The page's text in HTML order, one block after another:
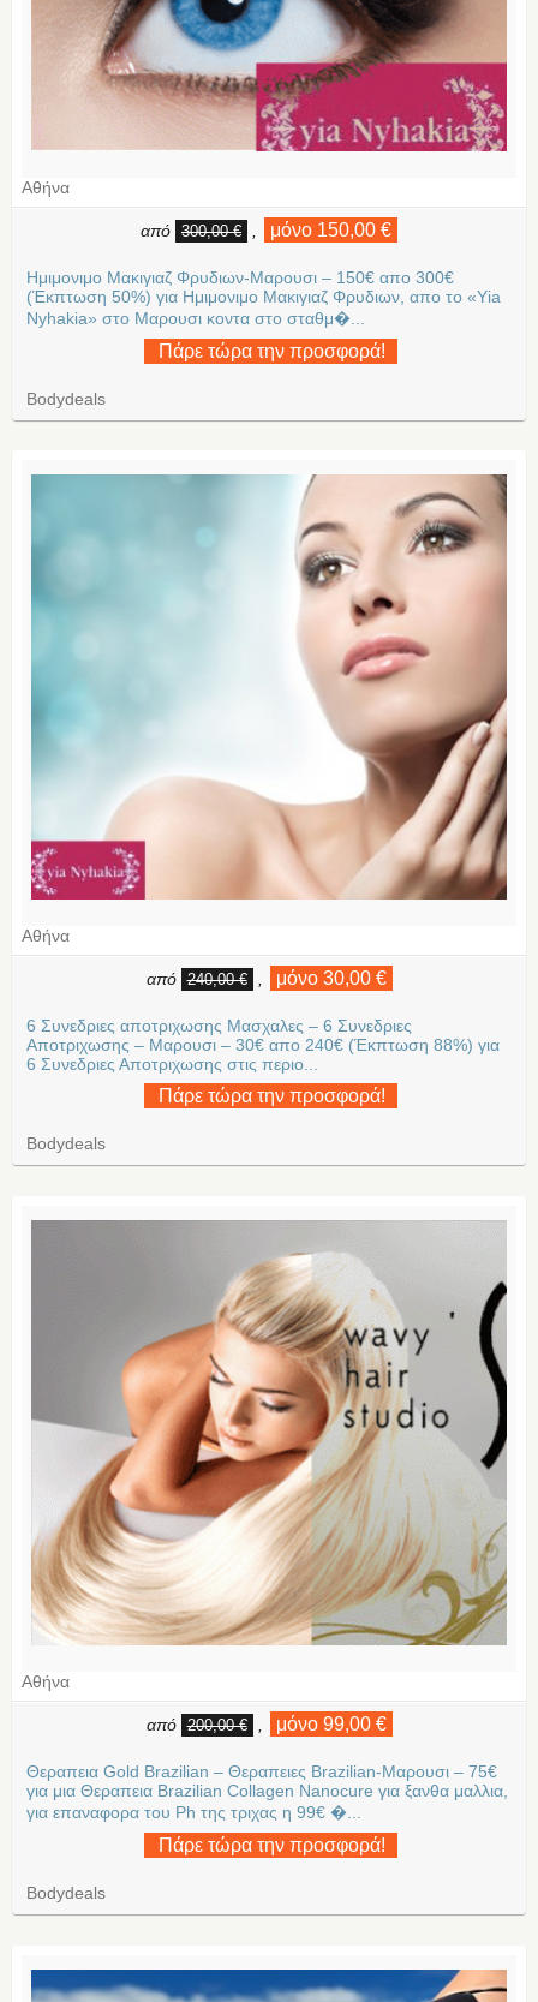
Αθήνα
από 300,00 € μόνο 150,00 €
Ημιμονιμο Μακιγιαζ Φρυδιων-Μαρουσι – 150€ απο 300€
(Έκπτωση 50%) για Ημιμονιμο Μακιγιαζ Φρυδιων, απο το «Υia
Nyhakia» στο Μαρουσι κοντα στο σταθμ�...
Πάρε τώρα την προσφορά!
Bodydeals
Αθήνα
από 240,00 € μόνο 30,00 €
6 Συνεδριες αποτριχωσης Μασχαλες – 6 Συνεδριες
Αποτριχωσης – Μαρουσι – 30€ απο 240€ (Έκπτωση 88%) για
6 Συνεδριες Αποτριχωσης στις περιο...
Πάρε τώρα την προσφορά!
Bodydeals
Αθήνα
από 200,00 € μόνο 99,00 €
Θεραπεια Gold Brazilian – Θεραπειες Brazilian-Μαρουσι – 75€
για μια Θεραπεια Brazilian Collagen Nanocure για ξανθα μαλλια,
για επαναφορα του Ph της τριχας η 99€ �...
Πάρε τώρα την προσφορά!
Bodydeals